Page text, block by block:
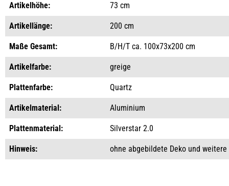
Artikelhöhe: 73 cm
Artikellänge: 200 cm
Maße Gesamt: B/H/T ca. 100x73x200 cm
Artikelfarbe: greige
Plattenfarbe: Quartz
Artikelmaterial: Aluminium
Plattenmaterial: Silverstar 2.0
Hinweis: ohne abgebildete Deko und